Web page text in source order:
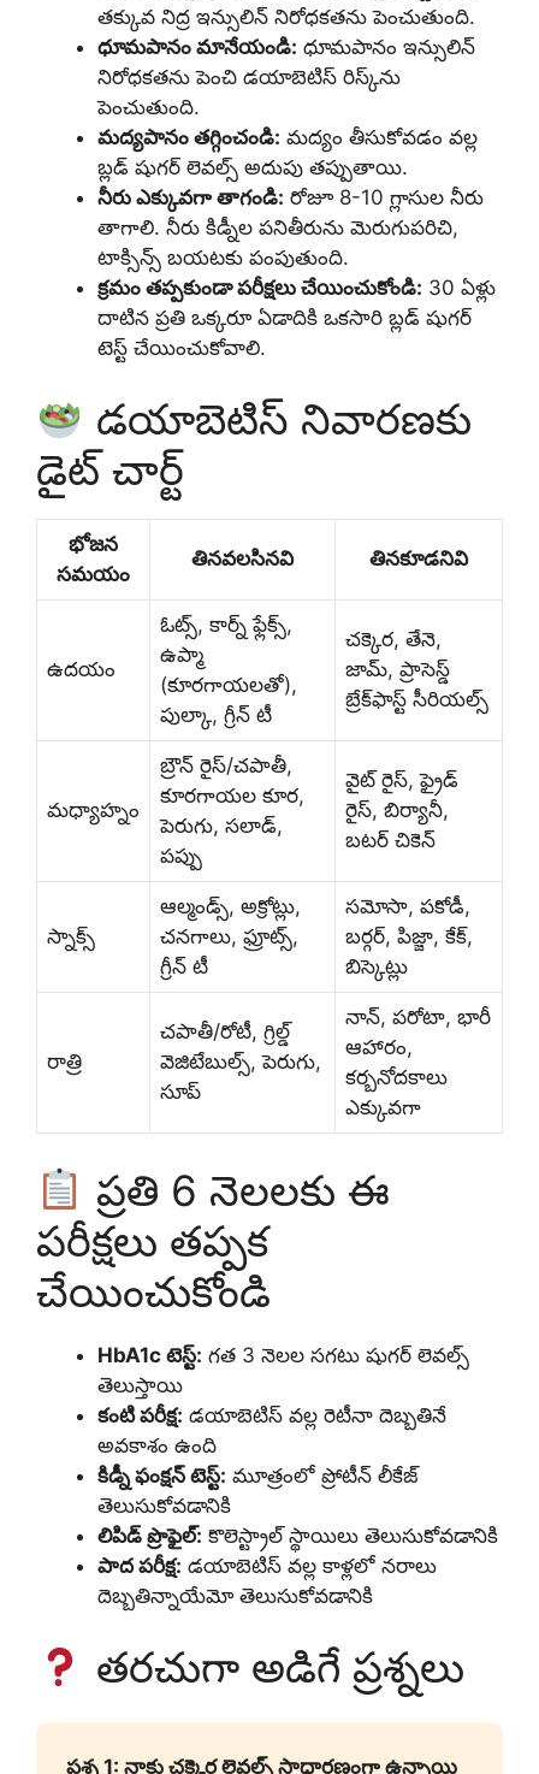
తక్కువ నిద్ర ఇన్సులిన్ నిరోధకతను పెంచుతుంది.
ధూమపానం మానేయండి: ధూమపానం ఇన్సులిన్
నిరోధకతను పెంచి డయాబెటిస్ రిస్క్‌ను
పెంచుతుంది.
మద్యపానం తగ్గించండి: మద్యం తీసుకోవడం వల్ల
బ్లడ్ షుగర్ లెవల్స్ అదుపు తప్పుతాయి.
నీరు ఎక్కువగా తాగండి: రోజూ 8-10 గ్లాసుల నీరు
తాగాలి. నీరు కిడ్నీల పనితీరును మెరుగుపరిచి,
టాక్సిన్స్ బయటకు పంపుతుంది.
క్రమం తప్పకుండా పరీక్షలు చేయించుకోండి: 30 ఏళ్లు
దాటిన ప్రతి ఒక్కరూ ఏడాదికి ఒకసారి బ్లడ్ షుగర్
టెస్ట్ చేయించుకోవాలి.
డయాబెటిస్ నివారణకు
డైట్ చార్ట్
భోజన
సమయం
తినవలసినవి తినకూడనివి
ఉదయం
ఓట్స్, కార్న్ ఫ్లేక్స్,
ఉప్మా
(కూరగాయలతో),
పుల్కా, గ్రీన్ టీ
చక్కెర, తేనె,
జామ్, ప్రాసెస్డ్
బ్రేక్‌ఫాస్ట్ సీరియల్స్
మధ్యాహ్నం
బ్రౌన్ రైస్/చపాతీ,
కూరగాయల కూర,
పెరుగు, సలాడ్,
పప్పు
వైట్ రైస్, ఫ్రైడ్
రైస్, బిర్యానీ,
బటర్ చికెన్
స్నాక్స్
ఆల్మండ్స్, అక్రోట్లు,
చనగాలు, ఫ్రూట్స్,
గ్రీన్ టీ
సమోసా, పకోడీ,
బర్గర్, పిజ్జా, కేక్,
బిస్కెట్లు
రాత్రి
చపాతీ/రోటీ, గ్రిల్డ్
వెజిటేబుల్స్, పెరుగు,
సూప్
నాన్, పరోటా, భారీ
ఆహారం,
కర్బనోదకాలు
ఎక్కువగా
ప్రతి 6 నెలలకు ఈ
పరీక్షలు తప్పక
చేయించుకోండి
HbA1c టెస్ట్: గత 3 నెలల సగటు షుగర్ లెవల్స్
తెలుస్తాయి
కంటి పరీక్ష: డయాబెటిస్ వల్ల రెటీనా దెబ్బతినే
అవకాశం ఉంది
కిడ్నీ ఫంక్షన్ టెస్ట్: మూత్రంలో ప్రోటీన్ లీకేజ్
తెలుసుకోవడానికి
లిపిడ్ ప్రొఫైల్: కొలెస్ట్రాల్ స్థాయిలు తెలుసుకోవడానికి
పాద పరీక్ష: డయాబెటిస్ వల్ల కాళ్లలో నరాలు
దెబ్బతిన్నాయేమో తెలుసుకోవడానికి
తరచుగా అడిగే ప్రశ్నలు
ప్రశ్న 1: నాకు చక్కెర లెవల్స్ సాధారణంగా ఉన్నాయి